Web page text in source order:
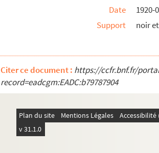
Date
1920-
Support
noir
Citer ce document : https://ccfr.bnf.fr/
record=eadcgm:EADC:b79787904
Plan du site Mentions Légales
v 31.1.0